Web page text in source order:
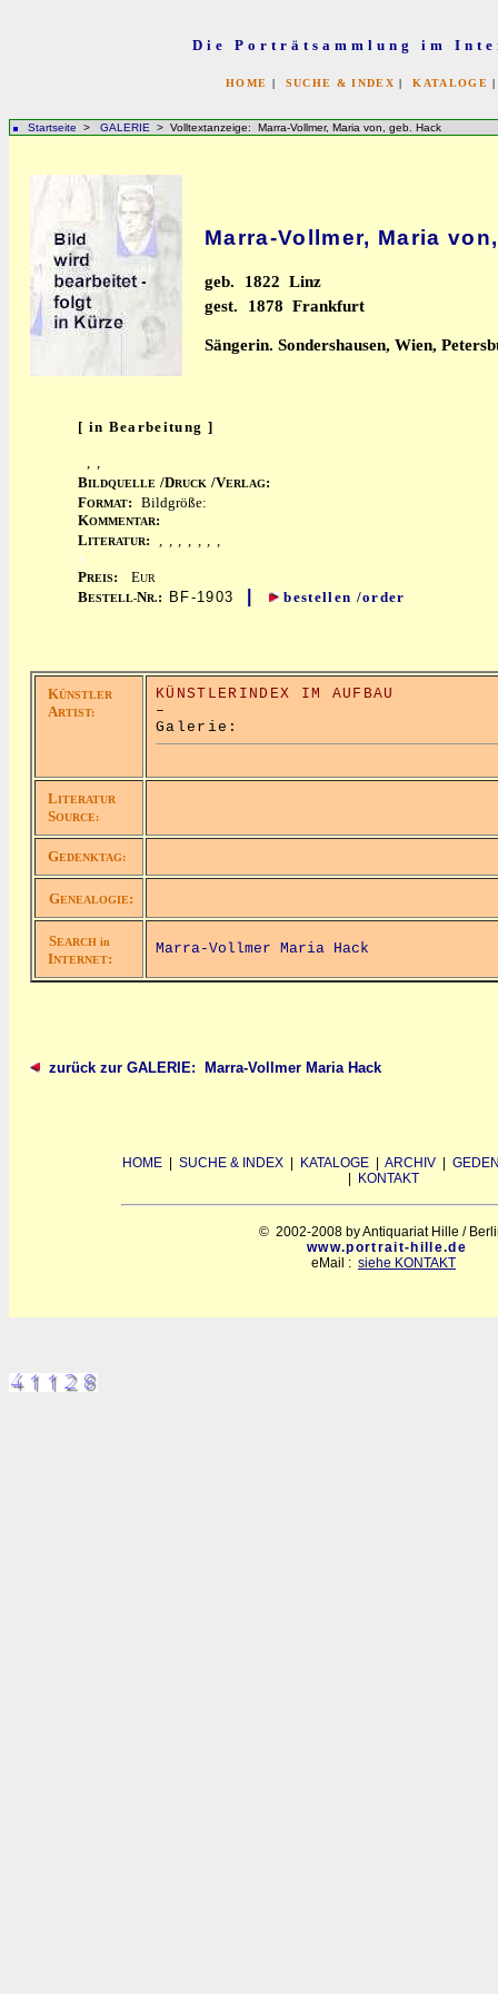
Die Porträtsammlung im
HOME | SUCHE & INDEX |KATALOGE
Startseite > GALERIE > Volltextanzeige: Marra-Vollmer, Maria von, geb. Hack
Marra-Vollmer, Maria
geb.
1822 Linz
gest.
1878 Frankfurt
Sängerin. Sondershausen, Wien,
[ in Bearbeitung ]
, ,
BILDQUELLE /DRUCK /VERLAG:
FORMAT: Bildgröße:
KOMMENTAR:
LITERATUR:
, , , , , , ,
x
PREIS: EUR
BESTELL-NR.: BF-1903 | bestellen /order
KÜNSTLER
ARTIST:
KÜNSTLERINDEX IM AUFBAU
–
Galerie:
LITERATUR
SOURCE:
GEDENKTAG:
GENEALOGIE:
SEARCH in
INTERNET:
Marra-Vollmer Maria Hack
zurück zur GALERIE: Marra-Vollmer Maria Hack
HOME SUCHE & INDEX KATALOGE ARCHIV
KONTAKT
© 2002-2008 by Antiquariat Hille /
www.portrait-hille.de
eMail : siehe KONTAKT